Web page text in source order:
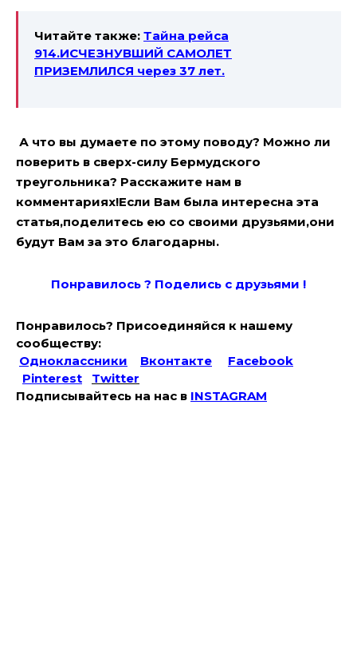
Читайте также: Тайна рейса
914.ИСЧЕЗНУВШИЙ САМОЛЕТ
ПРИЗЕМЛИЛСЯ через 37 лет.
А что вы думаете по этому поводу? Можно ли
поверить в сверх-силу Бермудского
треугольника? Расскажите нам в
комментариях!Если Вам была интересна эта
статья,поделитесь ею со своими друзьями,они
будут Вам за это благодарны.
Понравилось ? Поделись с друзьями !
Понравилось? Присоединяйся к нашему
сообществу:
Одноклассники
Вконтакте
Facebook
Pinterest
Twitter
Подписывайтесь на наc в INSTAGRAM